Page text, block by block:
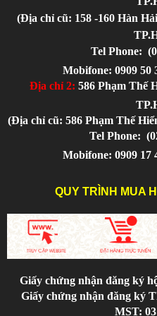
(Địa chỉ cũ: 158 -160 Hàn
Tel Phone:
Mobifone: 0909 50
Địa chỉ 2: 586 Phạm Thế
(Địa chỉ cũ: 586 Phạm Thế
Tel Phone:
Mobifone: 0909 17
QUY TRÌNH MUA
Giấy chứng nhận đăng ký
Giấy chứng nhận đăng ký
MST: